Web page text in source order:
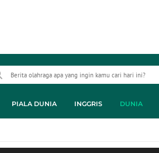
PIALA DUNIA INGGRIS DUNIA